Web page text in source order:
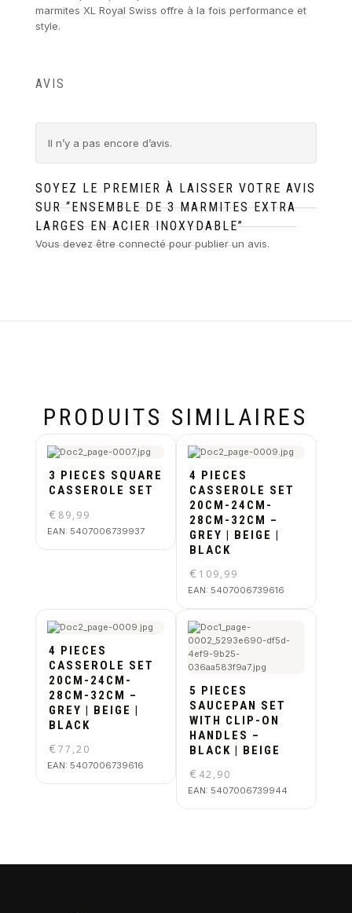
marmites XL Royal Swiss offre à la fois performance et
style.
AVIS
Il n’y a pas encore d’avis.
SOYEZ LE PREMIER À LAISSER VOTRE AVIS
SUR “ENSEMBLE DE 3 MARMITES EXTRA
LARGES EN ACIER INOXYDABLE”
Vous devez êtreconnectépour publier un avis.
PRODUITS SIMILAIRES
3 PIECES SQUARE
CASSEROLE SET
€ 89,99
EAN: 5407006739937
4 PIECES
CASSEROLE SET
20CM-24CM-
28CM-32CM –
GREY | BEIGE |
BLACK
€ 109,99
EAN: 5407006739616
4 PIECES
CASSEROLE SET
20CM-24CM-
28CM-32CM –
GREY | BEIGE |
BLACK
€77,20
EAN: 5407006739616
5 PIECES
SAUCEPAN SET
WITH CLIP-ON
HANDLES –
BLACK | BEIGE
€ 42,90
EAN: 5407006739944